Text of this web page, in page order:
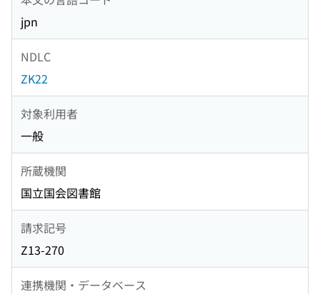
jpn
NDLC
ZK22
対象利用者
一般
所蔵機関
国立国会図書館
請求記号
Z13-270
連携機関・データベース